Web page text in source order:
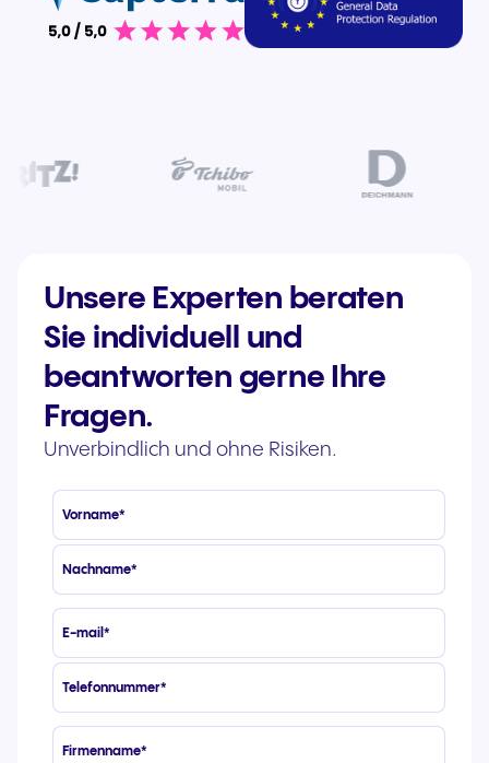
Unsere Experten beraten
Sie individuell und
beantworten gerne Ihre
Fragen.
Unverbindlich und ohne Risiken.